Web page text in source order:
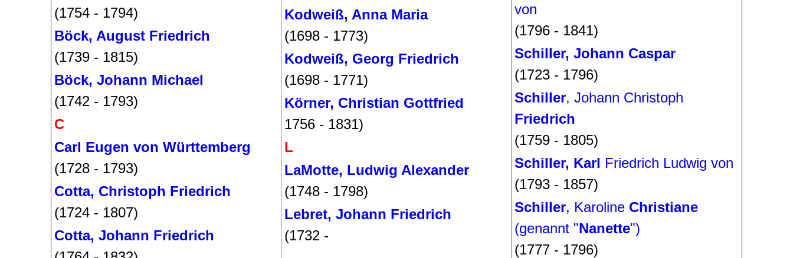
(1754 - 1794)
Böck, August Friedrich
(1739 - 1815)
Böck, Johann Michael
(1742 - 1793)
C
Carl Eugen von Württemberg
(1728 - 1793)
Cotta, Christoph Friedrich
(1724 - 1807)
Cotta, Johann Friedrich
Kodweiß, Anna Maria
(1698 - 1773)
Kodweiß, Georg Friedrich
(1698 - 1771)
Körner, Christian Gottfried
1756 - 1831)
L
LaMotte, Ludwig Alexander
(1748 - 1798)
Lebret, Johann Friedrich
(1732 -
von
(1796 - 1841)
Schiller, Johann Caspar
(1723 - 1796)
Schiller, Johann Christoph
Friedrich
(1759 - 1805)
Schiller, Karl Friedrich Ludwig von
(1793 - 1857)
Schiller, Karoline Christiane
(genannt "Nanette")
(1777 - 1796)